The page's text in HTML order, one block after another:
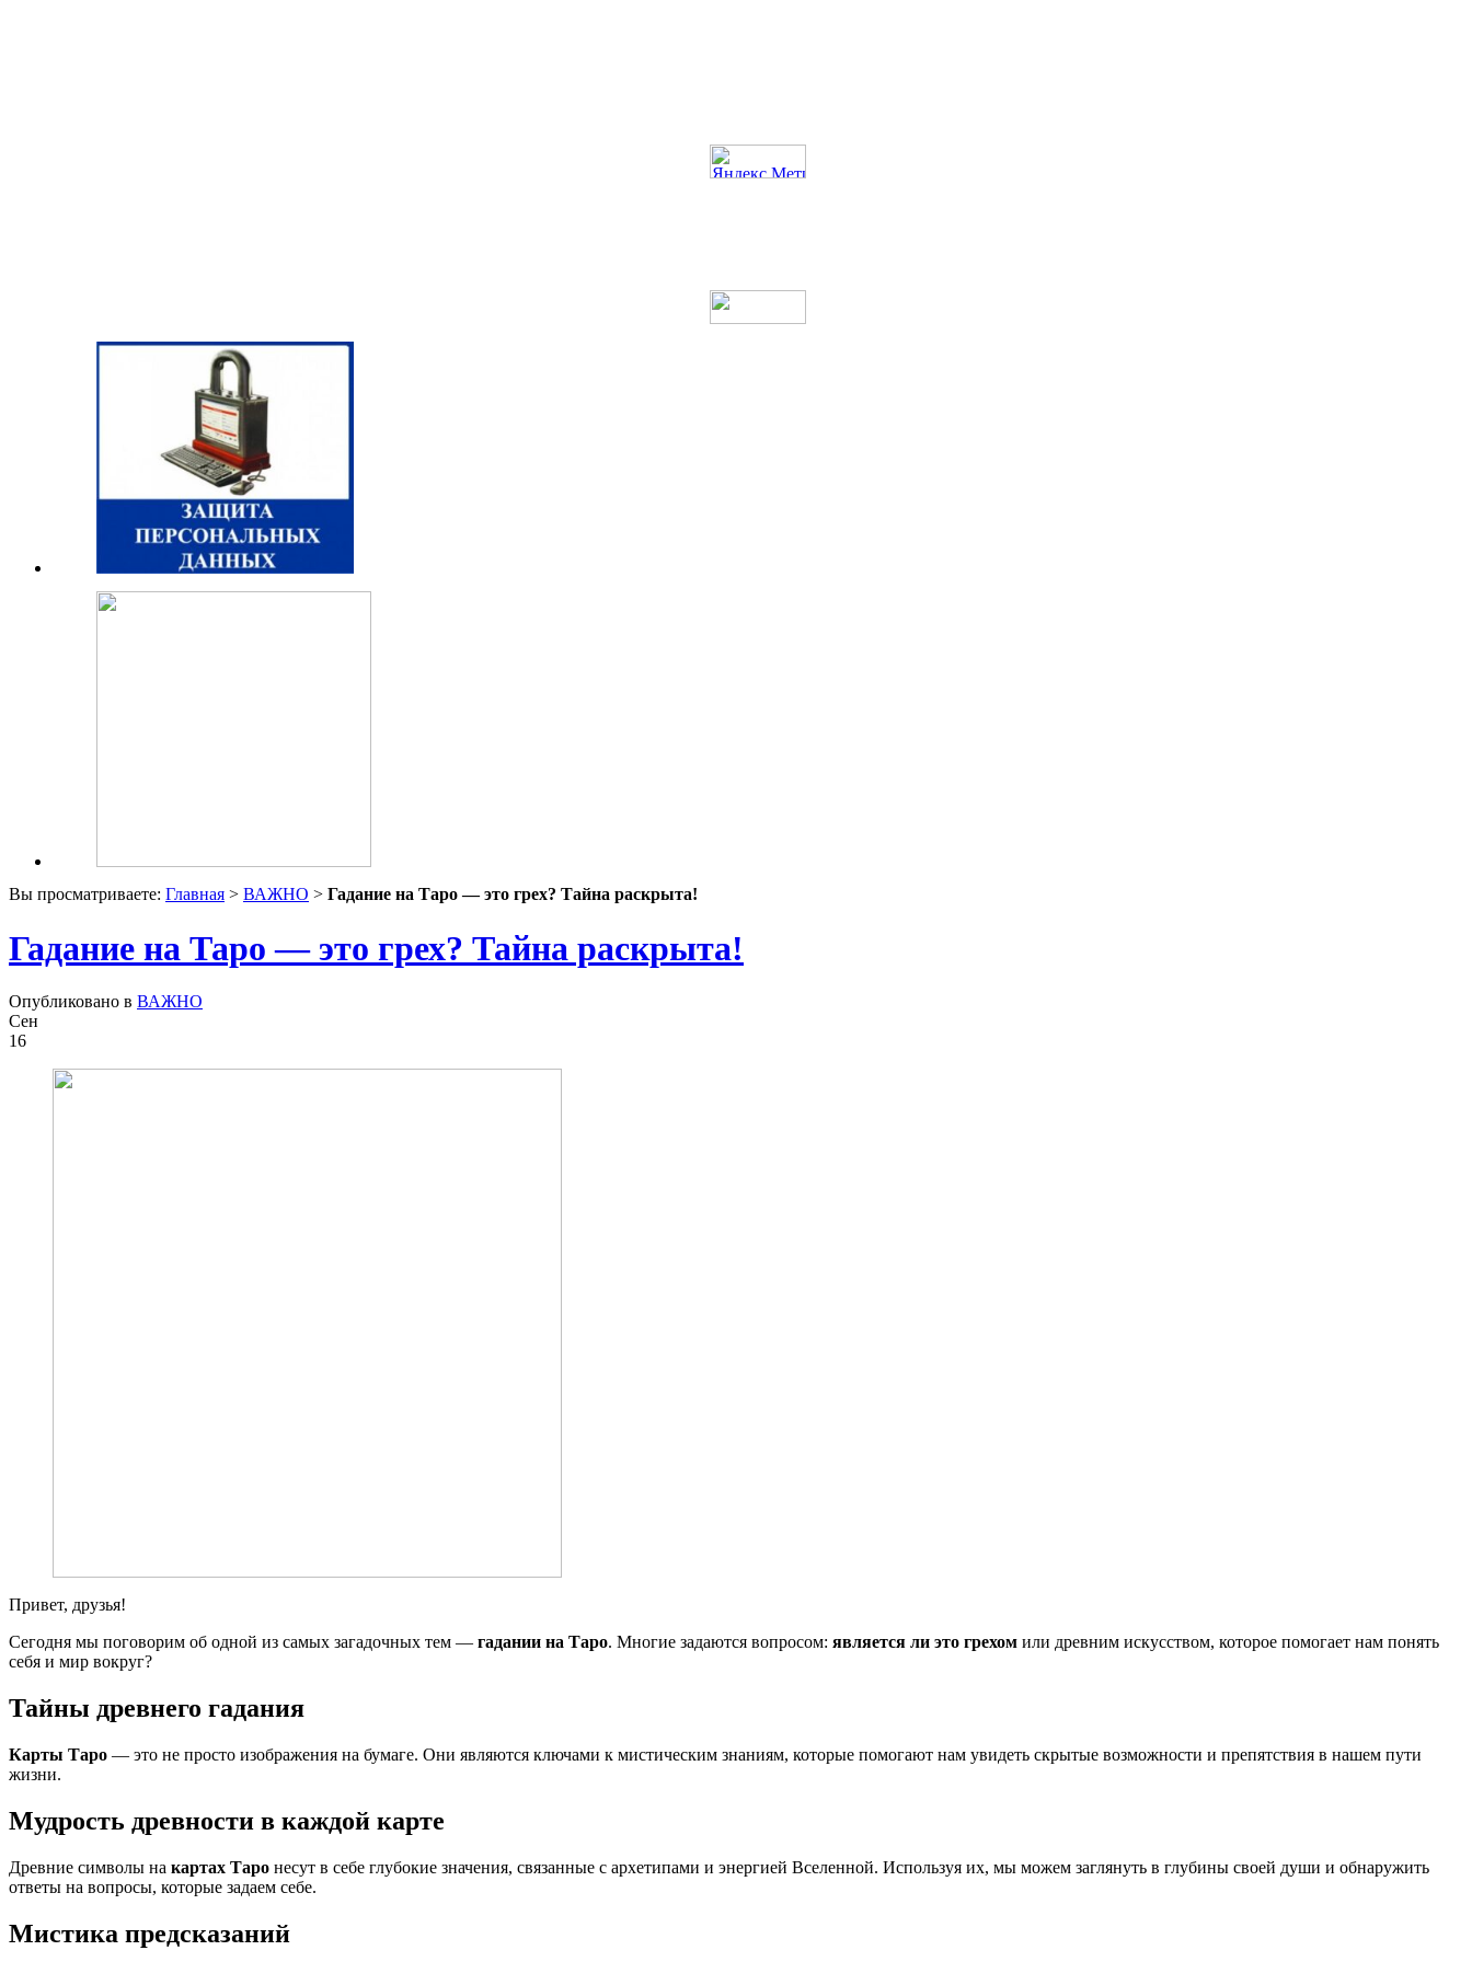
Вы просматриваете: Главная > ВАЖНО > Гадание на Таро — это грех? Тайна раскрыта!
Гадание на Таро — это грех? Тайна раскрыта!
Опубликовано в ВАЖНО
Сен
16
Привет, друзья!
Сегодня мы поговорим об одной из самых загадочных тем — гадании на Таро. Многие задаются вопросом: является ли это грехом или древним искусством, которое помогает нам понять
себя и мир вокруг?
Тайны древнего гадания
Карты Таро — это не просто изображения на бумаге. Они являются ключами к мистическим знаниям, которые помогают нам увидеть скрытые возможности и препятствия в нашем пути
жизни.
Мудрость древности в каждой карте
Древние символы на картах Таро несут в себе глубокие значения, связанные с архетипами и энергией Вселенной. Используя их, мы можем заглянуть в глубины своей души и обнаружить
ответы на вопросы, которые задаем себе.
Мистика предсказаний